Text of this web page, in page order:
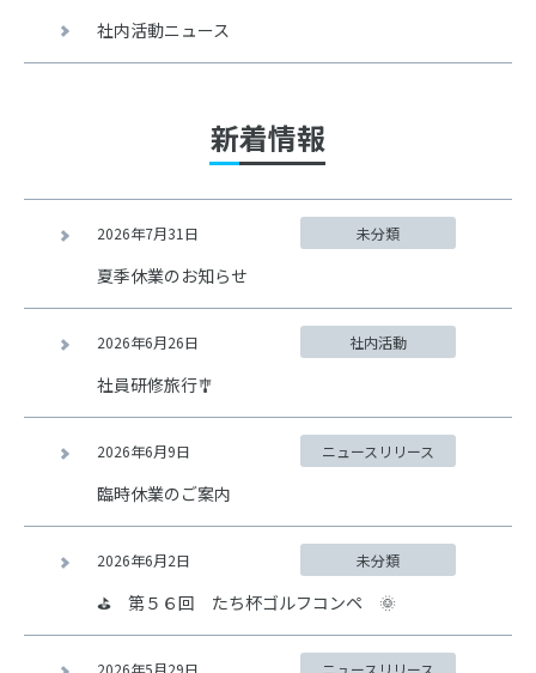
社内活動ニュース
新着情報
2026年7月31日 未分類
夏季休業のお知らせ
2026年6月26日 社内活動
社員研修旅行🎐
2026年6月9日 ニュースリリース
臨時休業のご案内
2026年6月2日 未分類
⛳ 第５６回 たち杯ゴルフコンペ 🌞
2026年5月29日 ニュースリリース